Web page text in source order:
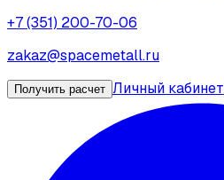
+7 (351) 200-70-06
zakaz@spacemetall.ru
Получить расчет Личный кабинет